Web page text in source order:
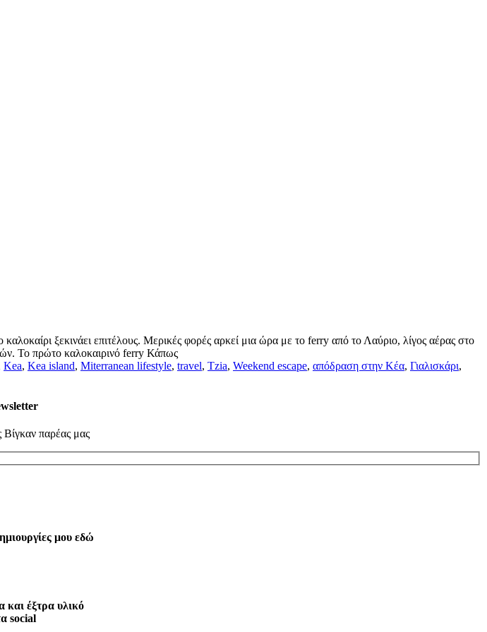
ξεκινάει επιτέλους. Μερικές φορές αρκεί μια ώρα με το ferry από το Λαύριο, λίγος αέρας στο
Το πρώτο καλοκαιρινό ferry Κάπως
Kea, Kea island, Miterranean lifestyle, travel, Tzia, Weekend escape, απόδραση στην Κέα, Γιαλισκάρι,
Βίγκαν παρέας μας
μου εδώ
και έξτρα υλικό
social